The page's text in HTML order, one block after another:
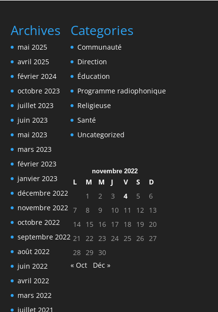
Archives
mai 2025
avril 2025
février 2024
octobre 2023
juillet 2023
juin 2023
mai 2023
mars 2023
février 2023
janvier 2023
décembre 2022
novembre 2022
octobre 2022
septembre 2022
août 2022
juin 2022
avril 2022
mars 2022
juillet 2021
Categories
Communauté
Direction
Éducation
Programme radiophonique
Religieuse
Santé
Uncategorized
novembre 2022
L M M J V S
D
1
2 3 4 5
6
7
8 9 10 11 12
13
14 15 16 17 18 19 20
21
22 23 24 25 26 27
28 29 30
« Oct
Déc »